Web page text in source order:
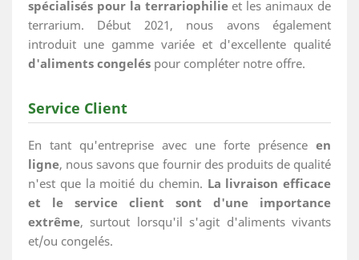
spécialisés pour la terrariophilieet les animaux de
terrarium. Début 2021, nous avons également
introduit une gamme variée et d'excellente qualité
d'aliments congelés pour compléter notre offre.
Service Client
En tant qu'entreprise avec une forte présence en
ligne, nous savons que fournir des produits de qualité
n'est que la moitié du chemin. La livraison efficace
et le service client sont d'une importance
extrême, surtout lorsqu'il s'agit d'aliments vivants
et/ou congelés.